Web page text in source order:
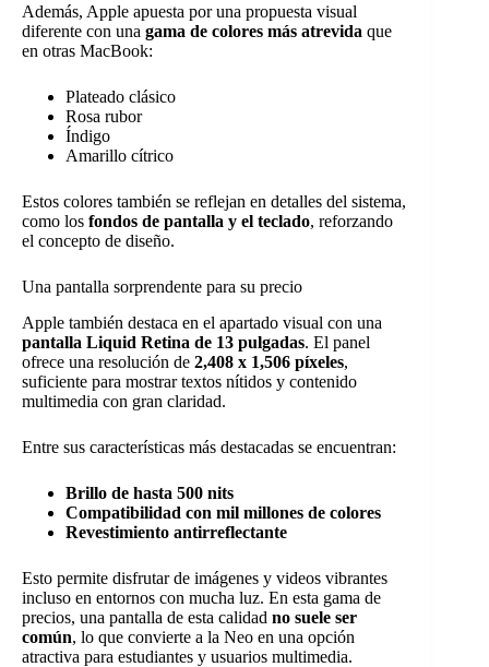
Además, Apple apuesta por una propuesta visual
diferente con una gama de colores más atrevida que
en otras MacBook:
Plateado clásico
Rosa rubor
Índigo
Amarillo cítrico
Estos colores también se reflejan en detalles del sistema,
como los fondos de pantalla y el teclado, reforzando
el concepto de diseño.
Una pantalla sorprendente para su precio
Apple también destaca en el apartado visual con una
pantalla Liquid Retina de 13 pulgadas. El panel
ofrece una resolución de 2,408 x 1,506 píxeles,
suficiente para mostrar textos nítidos y contenido
multimedia con gran claridad.
Entre sus características más destacadas se encuentran:
Brillo de hasta 500 nits
Compatibilidad con mil millones de colores
Revestimiento antirreflectante
Esto permite disfrutar de imágenes y videos vibrantes
incluso en entornos con mucha luz. En esta gama de
precios, una pantalla de esta calidad no suele ser
común, lo que convierte a la Neo en una opción
atractiva para estudiantes y usuarios multimedia.